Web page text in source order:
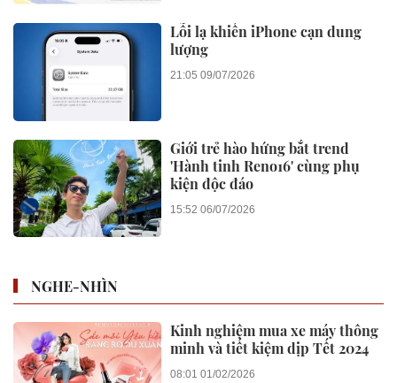
Lỗi lạ khiến iPhone cạn dung
lượng
21:05 09/07/2026
Giới trẻ hào hứng bắt trend
'Hành tinh Reno16' cùng phụ
kiện độc đáo
15:52 06/07/2026
NGHE-NHÌN
Kinh nghiệm mua xe máy thông
minh và tiết kiệm dịp Tết 2024
08:01 01/02/2026